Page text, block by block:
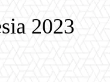
2023